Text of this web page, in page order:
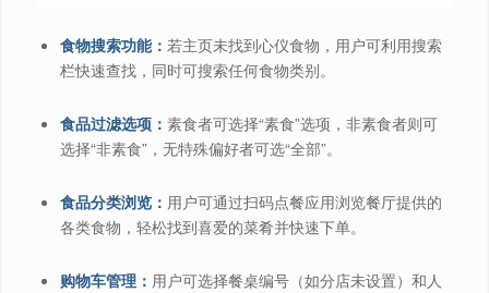
食物搜索功能： 若主页未找到心仪食物，用户可利用搜索
栏快速查找，同时可搜索任何食物类别。
食品过滤选项： 素食者可选择“素食”选项，非素食者则可
选择“非素食”，无特殊偏好者可选“全部”。
食品分类浏览： 用户可通过扫码点餐应用浏览餐厅提供的
各类食物，轻松找到喜爱的菜肴并快速下单。
购物车管理： 用户可选择餐桌编号（如分店未设置）和人